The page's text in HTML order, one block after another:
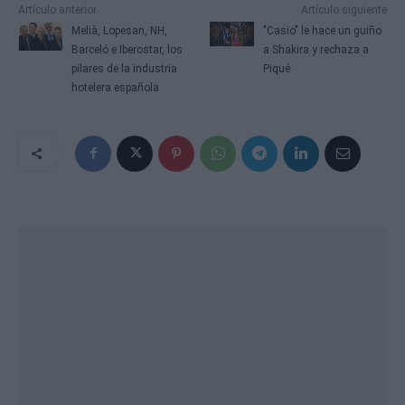
Artículo anterior
Melià, Lopesan, NH,
Barceló e Iberostar, los
pilares de la industria
hotelera española
Artículo siguiente
"Casio" le hace un guiño
a Shakira y rechaza a
Piqué